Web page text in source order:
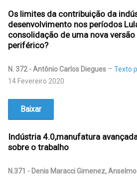
Os limites da contribuição da
desenvolvimento nos períodos
consolidação de uma nova
periférico?
N. 372 - Antônio Carlos Diegues
Texto
14 Fevereiro 2020
Baixar
Indústria 4.0,manufatura
sobre o trabalho
N.371 - Denis Maracci Gimenez,